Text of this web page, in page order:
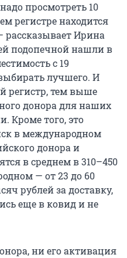
просмотреть 10
регистре находится
рассказывает Ирина
подопечной нашли в
с 19
лучшего. И
регистр, тем выше
донора для наших
Кроме того, это
в международном
донора и
в среднем в 310–450
— от 23 до 60
рублей за доставку,
еще в ковид и не
ни его активация